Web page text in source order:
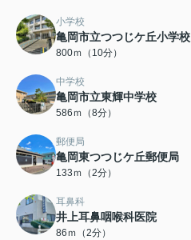
小学校
亀岡市立つつじケ丘小学校
800ｍ（10分）
中学校
亀岡市立東輝中学校
586ｍ（8分）
郵便局
亀岡東つつじケ丘郵便局
133ｍ（2分）
耳鼻科
井上耳鼻咽喉科医院
86ｍ（2分）